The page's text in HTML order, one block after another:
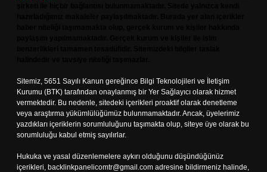
Sitemiz, 5651 Sayılı Kanun gereğince Bilgi Teknolojileri ve İletişim
Kurumu (BTK) tarafından onaylanmış bir Yer Sağlayıcı olarak hizmet
vermektedir. Bu nedenle, sitedeki içerikleri proaktif olarak denetleme
veya araştırma yükümlülüğümüz bulunmamaktadır. Ancak, üyelerimiz
yazdıkları içeriklerin sorumluluğunu taşımakta olup, siteye üye olarak bu
sorumluluğu kabul etmiş sayılırlar.
Hukuka ve yasal düzenlemelere aykırı olduğunu düşündüğünüz
içerikleri, backlinkpanelicomtr@gmail.com adresine bildirmeniz halinde,